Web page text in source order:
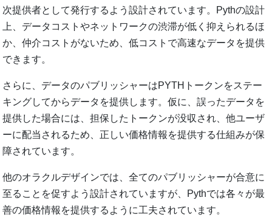
次提供者として発行するよう設計されています。Pythの設計
上、データコストやネットワークの渋滞が低く抑えられるほ
か、仲介コストがないため、低コストで高速なデータを提供
できます。
さらに、データのパブリッシャーはPYTHトークンをステー
キングしてからデータを提供します。仮に、誤ったデータを
提供した場合には、担保したトークンが没収され、他ユーザ
ーに配当されるため、正しい価格情報を提供する仕組みが保
障されています。
他のオラクルデザインでは、全てのパブリッシャーが合意に
至ることを促すよう設計されていますが、Pythでは各々が最
善の価格情報を提供するように工夫されています。